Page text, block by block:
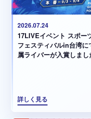
2026.07.24
17LIVEイベント スポー
フェスティバルin台湾に
属ライバーが入賞しまし
詳しく見る